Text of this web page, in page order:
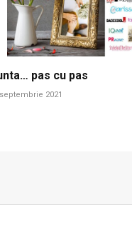
pas cu pas
2021